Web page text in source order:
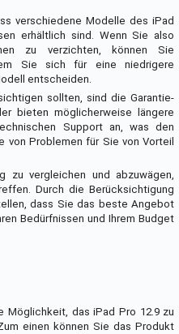
verschiedene Modelle des iPad
erhältlich sind. Wenn Sie also
zu verzichten, können Sie
Sie sich für eine niedrigere
entscheiden.
sollten, sind die Garantie-
bieten möglicherweise längere
Support an, was den
von Problemen für Sie von Vorteil
vergleichen und abzuwägen,
Durch die Berücksichtigung
dass Sie das beste Angebot
Bedürfnissen und Ihrem Budget
Möglichkeit, das iPad Pro 12.9 zu
einen können Sie das Produkt